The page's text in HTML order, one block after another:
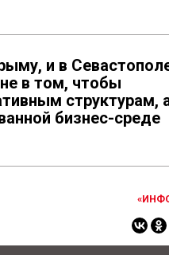
и в
в том, чтобы
структурам,
бизнес-среде